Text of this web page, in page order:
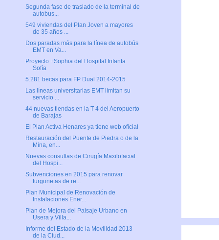
Segunda fase de traslado de la terminal de
autobus...
549 viviendas del Plan Joven a mayores
de 35 años ...
Dos paradas más para la línea de autobús
EMT en Va...
Proyecto +Sophia del Hospital Infanta
Sofía
5.281 becas para FP Dual 2014-2015
Las líneas universitarias EMT limitan su
servicio ...
44 nuevas tiendas en la T-4 del Aeropuerto
de Barajas
El Plan Activa Henares ya tiene web oficial
Restauración del Puente de Piedra o de la
Mina, en...
Nuevas consultas de Cirugía Maxilofacial
del Hospi...
Subvenciones en 2015 para renovar
furgonetas de re...
Plan Municipal de Renovación de
Instalaciones Ener...
Plan de Mejora del Paisaje Urbano en
Usera y Villa...
Informe del Estado de la Movilidad 2013
de la Ciud...